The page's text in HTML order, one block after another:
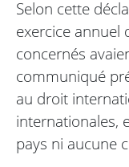
Selon cette
exercice annuel
concernés
communiqué
au droit
internationales,
pays ni aucune